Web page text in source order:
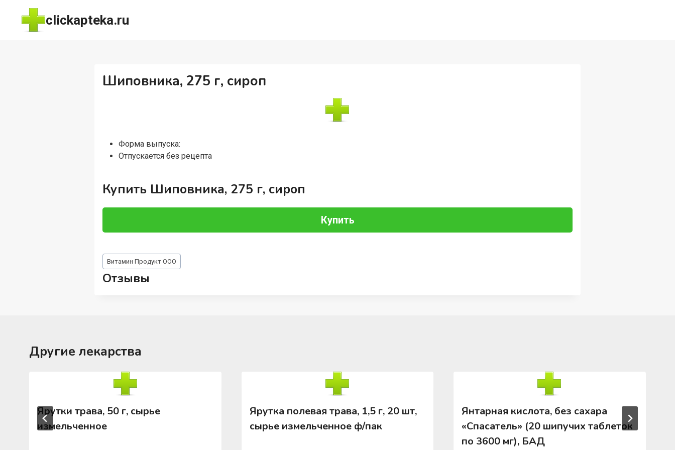
Перейти
содержимому
clickapteka.ru
Шиповника, 275 г, сироп
Форма выпуска:
Отпускается без рецепта
Купить Шиповника, 275 г, сироп
Купить
Метки
записи:
Витамин Продукт ООО
Отзывы
Другие лекарства
Ярутки трава, 50 г, сырье
измельченное
Ярутка полевая трава, 1,5 г, 20 шт,
сырье измельченное ф/пак
Янтарная кислота, без сахара
«Спасатель» (20 шипучих таблеток
по 3600 мг), БАД